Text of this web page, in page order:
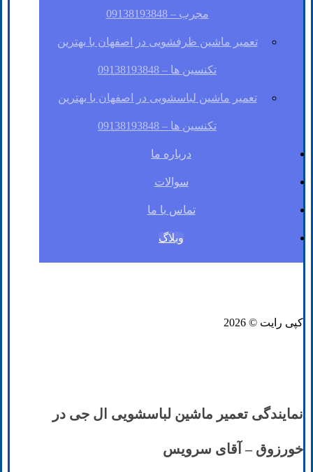
مجرب – 09138193848
تعمیر ماشین ظرفشویی در اصفهان با بهترین
تکنسین ها – 09138193848
تعمیر ماشین لباسشویی در اصفهان با بهترین
تکنسین ها – 09138193848
درباره ما
سوالات
تماس با ما
وبلاگ
کپی رایت © 2026
نمایندگی تعمیر ماشین لباسشویی ال جی در
خورزوق – آقای سرویس